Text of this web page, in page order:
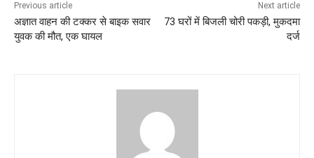
Previous article
अज्ञात वाहन की टक्कर से बाइक सवार
युवक की मौत, एक घायल
Next article
73 घरों में बिजली चोरी पकड़ी, मुकदमा
दर्ज